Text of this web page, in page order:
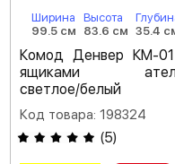
Ширина
99.5 см
Высота
83.6 см 35.4
Комод Денвер КМ-
ящиками
светлое/белый
Код товара: 198324
(5)